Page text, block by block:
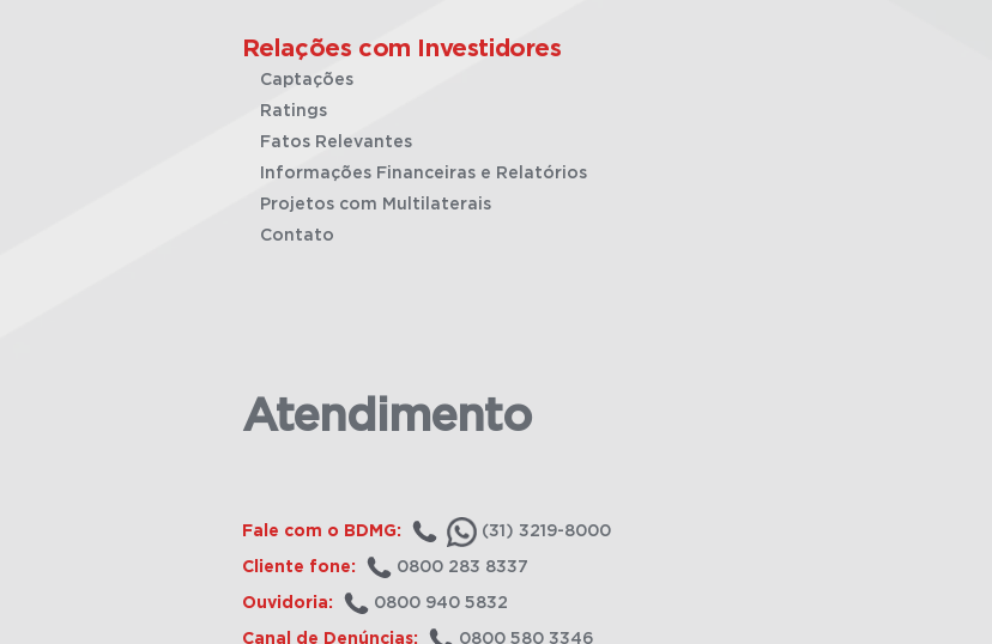
Relações com Investidores
Captações
Ratings
Fatos Relevantes
Informações Financeiras e Relatórios
Projetos com Multilaterais
Contato
Atendimento
Fale com o BDMG: (31) 3219-8000
Cliente fone: 0800 283 8337
Ouvidoria: 0800 940 5832
Canal de Denúncias: 0800 580 3346